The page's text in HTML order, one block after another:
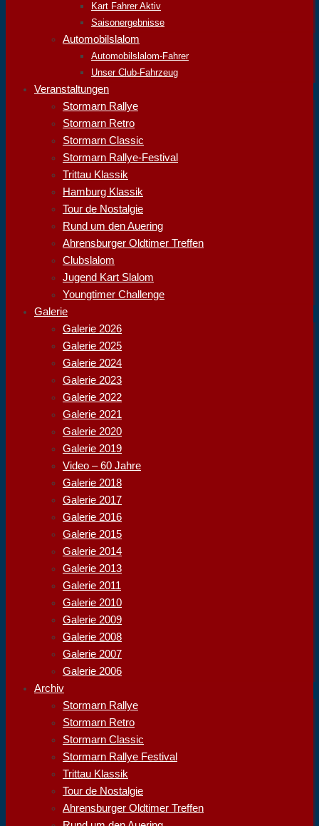
Kart Fahrer Aktiv
Saisonergebnisse
Automobilslalom
Automobilslalom-Fahrer
Unser Club-Fahrzeug
Veranstaltungen
Stormarn Rallye
Stormarn Retro
Stormarn Classic
Stormarn Rallye-Festival
Trittau Klassik
Hamburg Klassik
Tour de Nostalgie
Rund um den Auering
Ahrensburger Oldtimer Treffen
Clubslalom
Jugend Kart Slalom
Youngtimer Challenge
Galerie
Galerie 2026
Galerie 2025
Galerie 2024
Galerie 2023
Galerie 2022
Galerie 2021
Galerie 2020
Galerie 2019
Video – 60 Jahre
Galerie 2018
Galerie 2017
Galerie 2016
Galerie 2015
Galerie 2014
Galerie 2013
Galerie 2011
Galerie 2010
Galerie 2009
Galerie 2008
Galerie 2007
Galerie 2006
Archiv
Stormarn Rallye
Stormarn Retro
Stormarn Classic
Stormarn Rallye Festival
Trittau Klassik
Tour de Nostalgie
Ahrensburger Oldtimer Treffen